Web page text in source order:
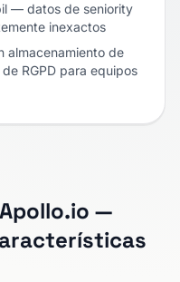
— datos de seniority
inexactos
almacenamiento de
RGPD para equipos
—